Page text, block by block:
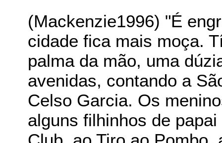
(Mackenzie1996) "É
cidade fica mais moça.
palma da mão, uma
avenidas, contando a
Celso Garcia. Os
alguns filhinhos de